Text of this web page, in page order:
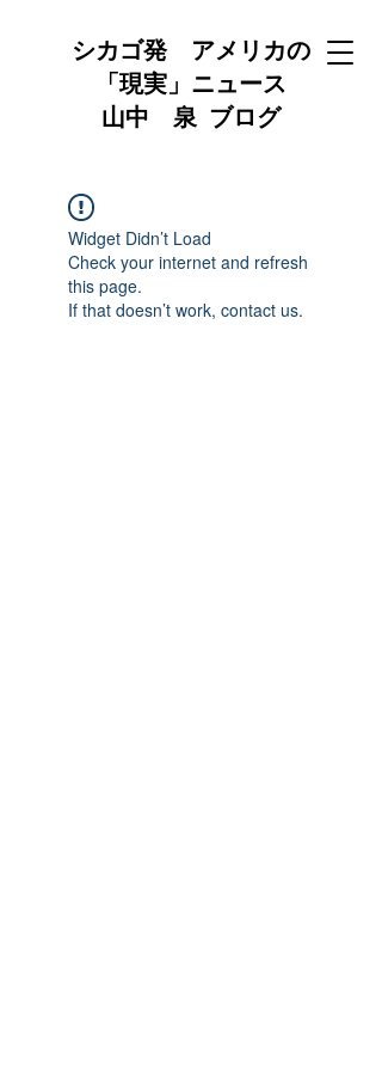
シカゴ発 アメリカの
「現実」ニュース
山中 泉 ブログ
Widget Didn’t Load
Check your internet and refresh
this page.
If that doesn’t work, contact us.